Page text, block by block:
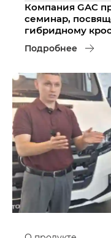
Компания GAC
семинар,
гибридному
Подробнее